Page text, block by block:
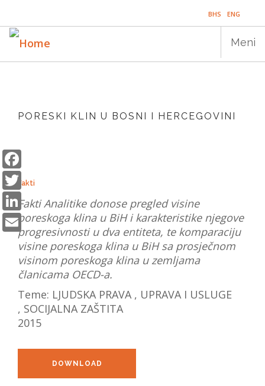
main
content
BHS ENG
Meni
navigation
PUBLIKACIJE
PROJEKTI
DOGAĐAJI
EDUKACIJA
BLOG
VIJESTI
O NAMA
PORESKI KLIN U BOSNI I HERCEGOVINI
Fakti
Fakti Analitike donose pregled visine
poreskoga klina u BiH i karakteristike njegove
progresivnosti u dva entiteta, te komparaciju
visine poreskoga klina u BiH sa prosječnom
visinom poreskoga klina u zemljama
članicama OECD-a.
Teme: LJUDSKA PRAVA, UPRAVA I USLUGE
, SOCIJALNA ZAŠTITA
2015
DOWNLOAD
Twitter
LinkedIn
Email